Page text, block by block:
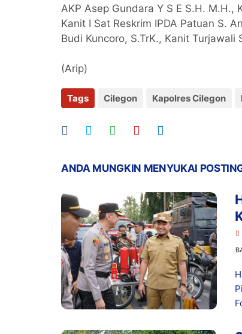
AKP Asep Gundara Y S E S.H. M.H.,
Kanit I Sat Reskrim IPDA Patuan S.
Budi Kuncoro, S.TrK., Kanit Turjawali
(Arip)
Tags Cilegon Kapolres Cilegon
ANDA MUNGKIN MENYUKAI